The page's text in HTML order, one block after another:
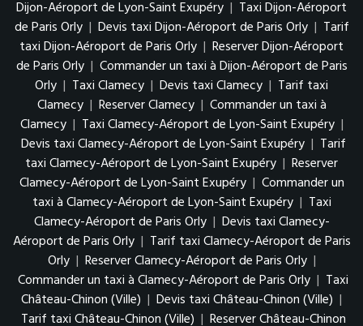
Dijon-Aéroport de Lyon-Saint Exupéry | Taxi Dijon-Aéroport
de Paris Orly | Devis taxi Dijon-Aéroport de Paris Orly | Tarif
taxi Dijon-Aéroport de Paris Orly | Reserver Dijon-Aéroport
de Paris Orly | Commander un taxi à Dijon-Aéroport de Paris
Orly | Taxi Clamecy | Devis taxi Clamecy | Tarif taxi
Clamecy | Reserver Clamecy | Commander un taxi à
Clamecy | Taxi Clamecy-Aéroport de Lyon-Saint Exupéry |
Devis taxi Clamecy-Aéroport de Lyon-Saint Exupéry | Tarif
taxi Clamecy-Aéroport de Lyon-Saint Exupéry | Reserver
Clamecy-Aéroport de Lyon-Saint Exupéry | Commander un
taxi à Clamecy-Aéroport de Lyon-Saint Exupéry | Taxi
Clamecy-Aéroport de Paris Orly | Devis taxi Clamecy-
Aéroport de Paris Orly | Tarif taxi Clamecy-Aéroport de Paris
Orly | Reserver Clamecy-Aéroport de Paris Orly |
Commander un taxi à Clamecy-Aéroport de Paris Orly | Taxi
Château-Chinon (Ville) | Devis taxi Château-Chinon (Ville) |
Tarif taxi Château-Chinon (Ville) | Reserver Château-Chinon